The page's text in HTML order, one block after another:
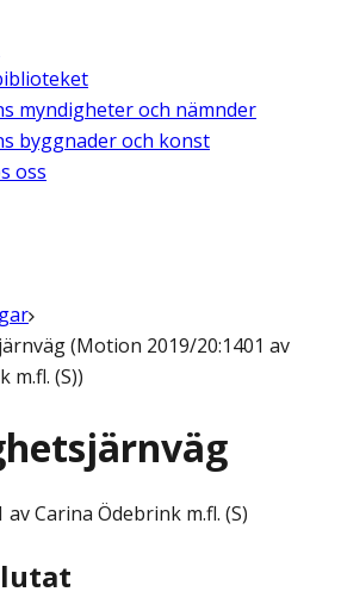
myndigheter och nämnder
byggnader och konst
oss
(Motion 2019/20:1401 av
m.fl. (S))
av Carina Ödebrink m.fl. (S)